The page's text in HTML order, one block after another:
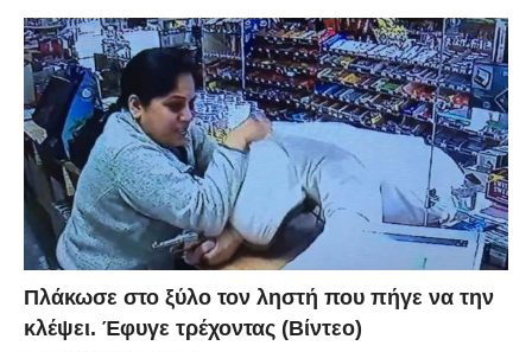
Πλάκωσε στο ξύλο τον ληστή που πήγε να την
κλέψει. Έφυγε τρέχοντας (Βίντεο)